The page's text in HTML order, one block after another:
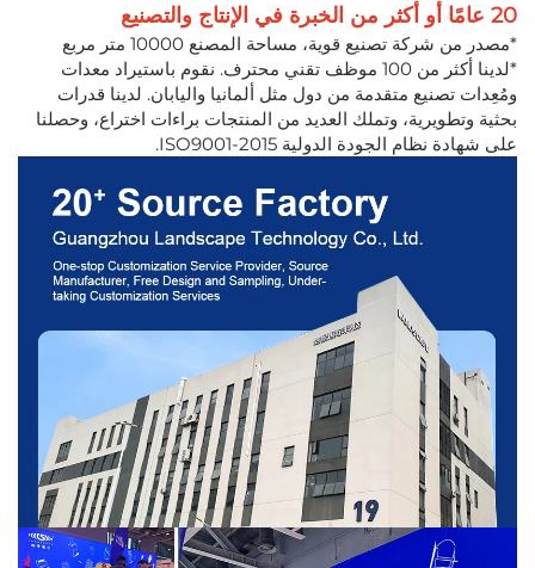
20 عامًا أو أكثر من الخبرة في الإنتاج والتصنيع
*مصدر من شركة تصنيع قوية، مساحة المصنع 10000 متر مربع
*لدينا أكثر من 100 موظف تقني محترف. نقوم باستيراد معدات
ومُعِدات تصنيع متقدمة من دول مثل ألمانيا واليابان. لدينا قدرات
بحثية وتطويرية، وتملك العديد من المنتجات براءات اختراع، وحصلنا
على شهادة نظام الجودة الدولية ISO9001-2015.